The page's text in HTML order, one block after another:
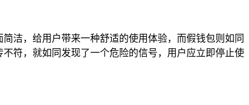
洁，给用户带来一种舒适的使用体验，而假钱包则如同
符，就如同发现了一个危险的信号，用户应立即停止使